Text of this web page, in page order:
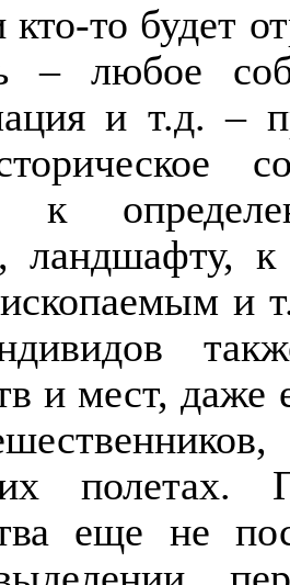
то будет
– любое
и т.д. –
к
ландшафту,
и
и мест, даже
еще не